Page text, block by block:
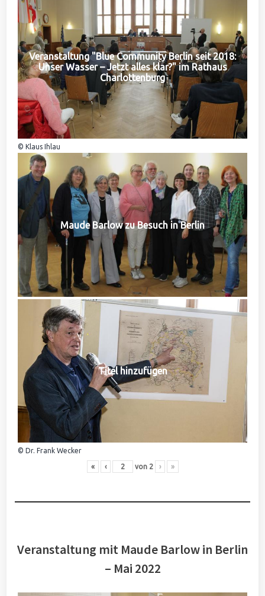
Veranstaltung "Blue Community Berlin seit 2018:
Unser Wasser – Jetzt alles klar?" im Rathaus
Charlottenburg
© Klaus Ihlau
Maude Barlow zu Besuch in Berlin
Titel hinzufügen
© Dr. Frank Wecker
« ‹ von 2 › »
Veranstaltung mit Maude Barlow in Berlin
– Mai 2022